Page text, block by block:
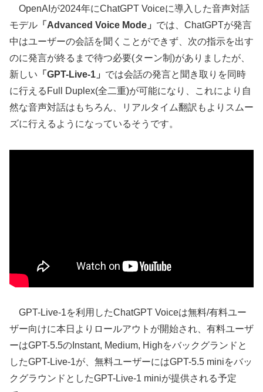
OpenAIが2024年にChatGPT Voiceに導入した音声対話
モデル 「Advanced Voice Mode」 では、ChatGPTが発言
中はユーザーの会話を聞くことができず、次の指示を出す
のに発言が終るまで待つ必要(ターン制)がありましたが、
新しい 「GPT-Live-1」 では会話の発言と聞き取りを同時
に行えるFull Duplex(全二重)が可能になり、これにより自
然な音声対話はもちろん、リアルタイム翻訳もよりスムー
ズに行えるようになっているそうです。
GPT-Live-1を利用したChatGPT Voiceは無料/有料ユー
ザー向けに本日よりロールアウトが開始され、有料ユーザ
ーはGPT-5.5のInstant, Medium, Highをバックグランドと
したGPT-Live-1が、無料ユーザーにはGPT-5.5 miniをバッ
クグラウンドとしたGPT-Live-1 miniが提供される予定